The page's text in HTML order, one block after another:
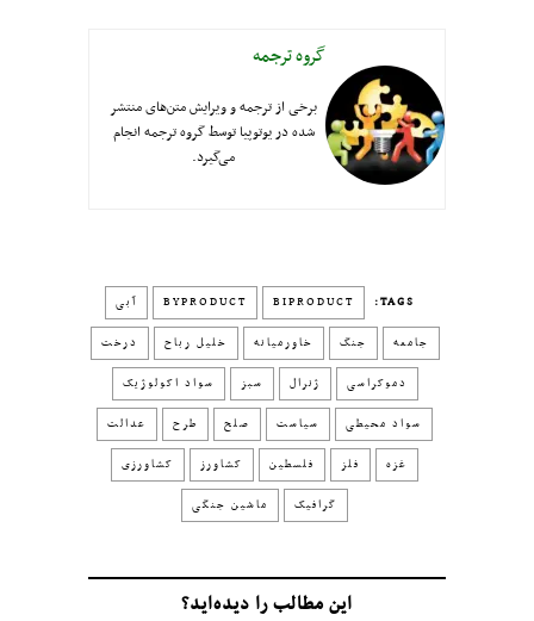
گروه ترجمه
برخی از ترجمه و ویرایش متن‌های منتشر
شده در یوتوپیا توسط گروه ترجمه انجام
می‌گیرد.
TAGS:
BIPRODUCT
BYPRODUCT آبی
جامعه جنگ خاورمیانه خلیل رباح درخت
دموکراسی ژنرال سبز سواد اکولوژیک
سواد محیطی سیاست صلح طرح عدالت
غزه فلز فلسطین کشاورز کشاورزی
گرافیک ماشین جنگی
این مطالب را دیده‌اید؟